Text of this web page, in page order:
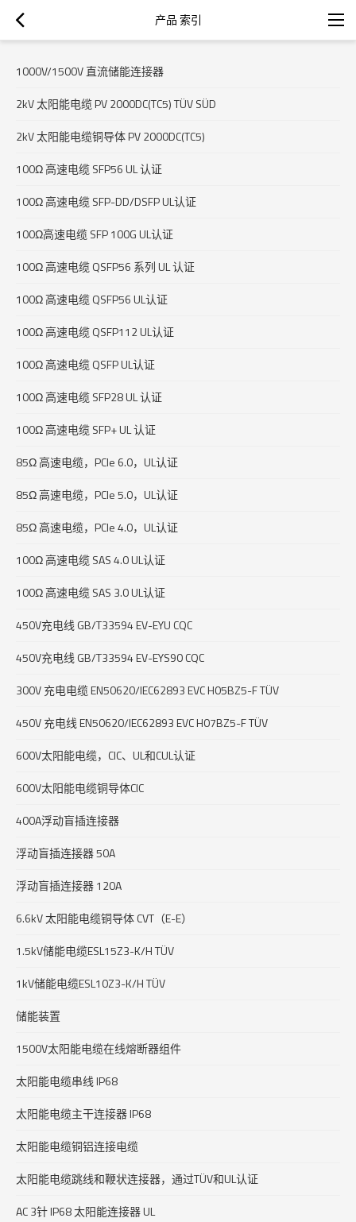
产品 索引
1000V/1500V 直流储能连接器
2kV 太阳能电缆 PV 2000DC(TC5) TÜV SÜD
2kV 太阳能电缆铜导体 PV 2000DC(TC5)
100Ω 高速电缆 SFP56 UL 认证
100Ω 高速电缆 SFP-DD/DSFP UL认证
100Ω高速电缆 SFP 100G UL认证
100Ω 高速电缆 QSFP56 系列 UL 认证
100Ω 高速电缆 QSFP56 UL认证
100Ω 高速电缆 QSFP112 UL认证
100Ω 高速电缆 QSFP UL认证
100Ω 高速电缆 SFP28 UL 认证
100Ω 高速电缆 SFP+ UL 认证
85Ω 高速电缆，PCIe 6.0，UL认证
85Ω 高速电缆，PCIe 5.0，UL认证
85Ω 高速电缆，PCIe 4.0，UL认证
100Ω 高速电缆 SAS 4.0 UL认证
100Ω 高速电缆 SAS 3.0 UL认证
450V充电线 GB/T33594 EV-EYU CQC
450V充电线 GB/T33594 EV-EYS90 CQC
300V 充电电缆 EN50620/IEC62893 EVC H05BZ5-F TÜV
450V 充电线 EN50620/IEC62893 EVC H07BZ5-F TÜV
600V太阳能电缆，CIC、UL和CUL认证
600V太阳能电缆铜导体CIC
400A浮动盲插连接器
浮动盲插连接器 50A
浮动盲插连接器 120A
6.6kV 太阳能电缆铜导体 CVT（E-E）
1.5kV储能电缆ESL15Z3-K/H TÜV
1kV储能电缆ESL10Z3-K/H TÜV
储能装置
1500V太阳能电缆在线熔断器组件
太阳能电缆串线 IP68
太阳能电缆主干连接器 IP68
太阳能电缆铜铝连接电缆
太阳能电缆跳线和鞭状连接器，通过TÜV和UL认证
AC 3针 IP68 太阳能连接器 UL